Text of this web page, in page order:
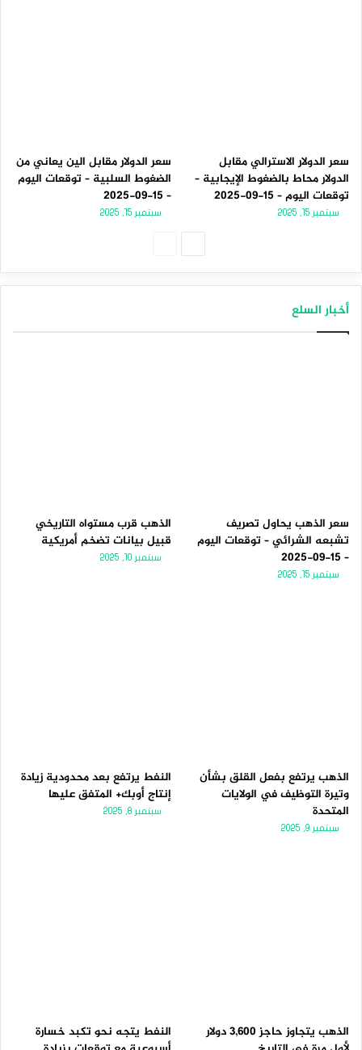
سعر الدولار الاسترالي مقابل
الدولار محاط بالضغوط الإيجابية –
توقعات اليوم – 15-09-2025
سبتمبر 15, 2025
سعر الدولار مقابل الين يعاني من
الضغوط السلبية – توقعات اليوم
– 15-09-2025
سبتمبر 15, 2025
أخبار السلع
سعر الذهب يحاول تصريف
تشبعه الشرائي – توقعات اليوم
– 15-09-2025
سبتمبر 15, 2025
الذهب قرب مستواه التاريخي
قبيل بيانات تضخم أمريكية
سبتمبر 10, 2025
الذهب يرتفع بفعل القلق بشأن
وتيرة التوظيف في الولايات
المتحدة
سبتمبر 9, 2025
النفط يرتفع بعد محدودية زيادة
إنتاج أوبك+ المتفق عليها
سبتمبر 8, 2025
الذهب يتجاوز حاجز 3,600 دولار
النفط يتجه نحو تكبد خسارة